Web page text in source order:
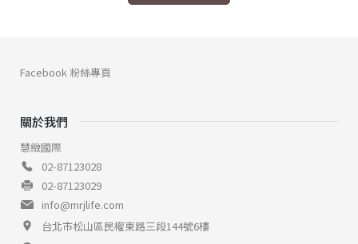
關於我們
慧緻國際
02-87123028
02-87123029
info@mrjlife.com
台北市松山區民權東路三段144號6樓
Facebook 粉絲專頁